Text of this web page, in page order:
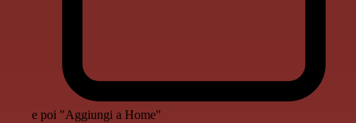
e poi "Aggiungi a Home"